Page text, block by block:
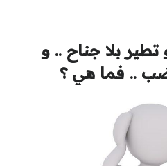
بلا جناح .. و
.. فما هي ؟